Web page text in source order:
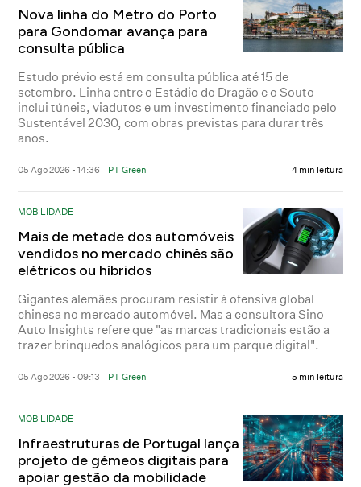
Nova linha do Metro do Porto
para Gondomar avança para
consulta pública
Estudo prévio está em consulta pública até 15 de
setembro. Linha entre o Estádio do Dragão e o Souto
inclui túneis, viadutos e um investimento financiado pelo
Sustentável 2030, com obras previstas para durar três
anos.
05 Ago 2026 - 14:36 PT Green 4 min leitura
MOBILIDADE
Mais de metade dos automóveis
vendidos no mercado chinês são
elétricos ou híbridos
Gigantes alemães procuram resistir à ofensiva global
chinesa no mercado automóvel. Mas a consultora Sino
Auto Insights refere que "as marcas tradicionais estão a
trazer brinquedos analógicos para um parque digital".
05 Ago 2026 - 09:13 PT Green 5 min leitura
MOBILIDADE
Infraestruturas de Portugal lança
projeto de gémeos digitais para
apoiar gestão da mobilidade